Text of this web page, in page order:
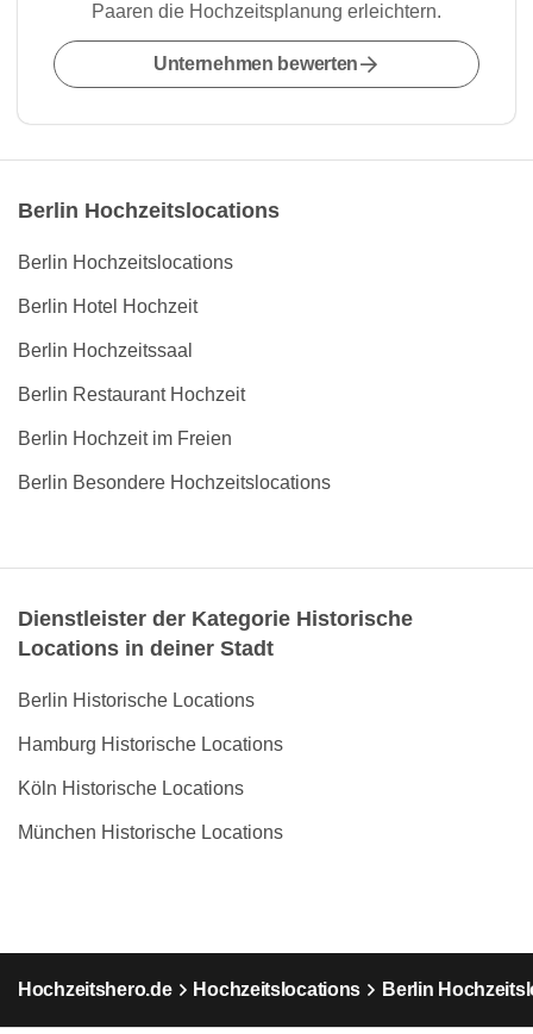
Paaren die Hochzeitsplanung erleichtern.
Unternehmen bewerten
Berlin Hochzeitslocations
Berlin Hochzeitslocations
Berlin Hotel Hochzeit
Berlin Hochzeitssaal
Berlin Restaurant Hochzeit
Berlin Hochzeit im Freien
Berlin Besondere Hochzeitslocations
Dienstleister der Kategorie Historische
Locations in deiner Stadt
Berlin Historische Locations
Hamburg Historische Locations
Köln Historische Locations
München Historische Locations
Hochzeitshero.de Hochzeitslocations Berlin